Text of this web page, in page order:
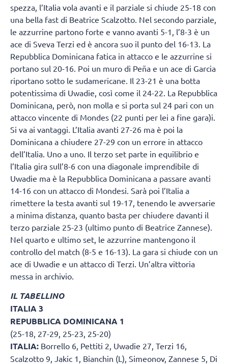
spezza, l’Italia vola avanti e il parziale si chiude 25-18 con
una bella fast di Beatrice Scalzotto. Nel secondo parziale,
le azzurrine partono forte e vanno avanti 5-1, l’8-3 è un
ace di Sveva Terzi ed è ancora suo il punto del 16-13. La
Repubblica Dominicana fatica in attacco e le azzurrine si
portano sul 20-16. Poi un muro di Peña e un ace di Garcia
riportano sotto le sudamericane. Il 23-21 è una botta
potentissima di Uwadie, così come il 24-22. La Repubblica
Dominicana, però, non molla e si porta sul 24 pari con un
attacco vincente di Mondes (22 punti per lei a fine gara)i.
Si va ai vantaggi. L’Italia avanti 27-26 ma è poi la
Dominicana a chiudere 27-29 con un errore in attacco
dell’Italia. Uno a uno. Il terzo set parte in equilibrio e
l’Italia gira sull’8-6 con una diagonale imprendibile di
Uwadie ma è la Repubblica Dominicana a passare avanti
14-16 con un attacco di Mondesi. Sarà poi l’Italia a
rimettere la testa avanti sul 19-17, tenendo le avversarie
a minima distanza, quanto basta per chiudere davanti il
terzo parziale 25-23 (ultimo punto di Beatrice Zannese).
Nel quarto e ultimo set, le azzurrine mantengono il
controllo del match (8-5 e 16-13). La gara si chiude con un
ace di Uwadie e un attacco di Terzi. Un’altra vittoria
messa in archivio.
IL TABELLINO
ITALIA 3
REPUBBLICA DOMINICANA 1
(25-18, 27-29, 25-23, 25-20)
ITALIA: Borrello 6, Pettiti 2, Uwadie 27, Terzi 16,
Scalzotto 9, Jakic 1, Bianchin (L), Simeonov, Zannese 5, Di